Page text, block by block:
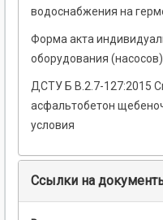
водоснабжения на
Форма акта
оборудования (насосов)
ДСТУ Б В.2.7-127:2015
асфальтобетон
условия
Ссылки на